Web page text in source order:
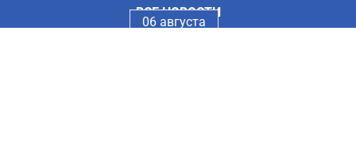
06 августа
ВСЕ НОВОСТИ
сursorinfo.co.il © Все права защищены